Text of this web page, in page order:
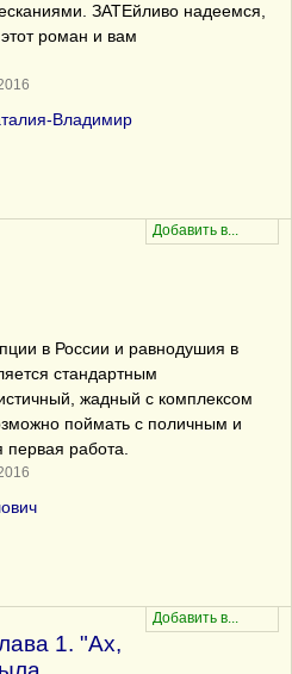
ЗАТЕйливо надеемся,
роман и вам
Владимир
в России и равнодушия в
стандартным
жадный с комплексом
поймать с поличным и
первая работа.
1. "Ах,